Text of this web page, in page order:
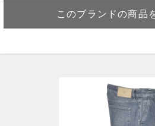
このブランドの商品